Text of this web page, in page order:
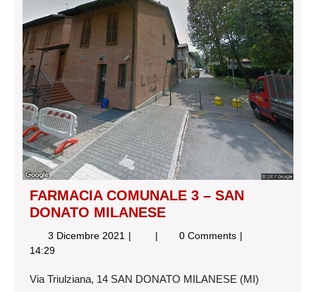
FARMACIA COMUNALE 3 – SAN
DONATO MILANESE
3 Dicembre 2021 3
FARMACIA
–
0 Comments
14:29
Via Triulziana, 14 SAN DONATO MILANESE (MI)